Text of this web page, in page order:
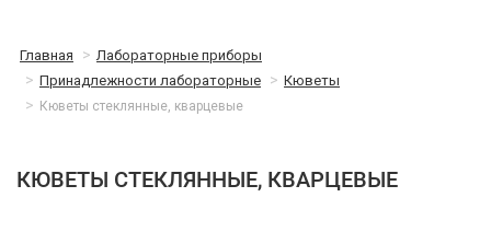
Главная
Лабораторные приборы
Принадлежности лабораторные
Кюветы
Кюветы стеклянные, кварцевые
КЮВЕТЫ СТЕКЛЯННЫЕ, КВАРЦЕВЫЕ